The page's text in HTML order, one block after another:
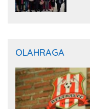
OLAHRAGA